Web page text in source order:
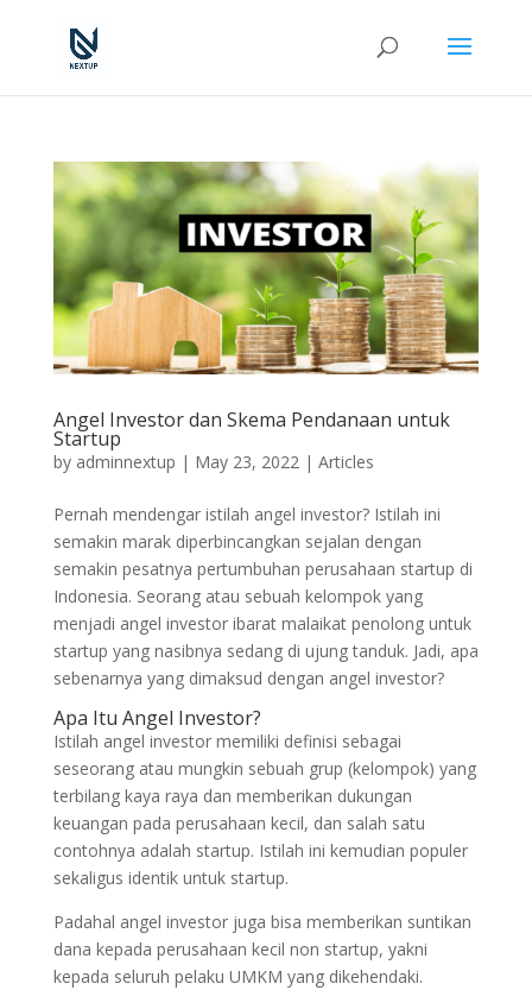
Angel Investor dan Skema Pendanaan untuk
Startup
by adminnextup | May 23, 2022| Articles
Pernah mendengar istilah angel investor? Istilah ini
semakin marak diperbincangkan sejalan dengan
semakin pesatnya pertumbuhan perusahaan startup di
Indonesia. Seorang atau sebuah kelompok yang
menjadi angel investor ibarat malaikat penolong untuk
startup yang nasibnya sedang di ujung tanduk. Jadi, apa
sebenarnya yang dimaksud dengan angel investor?
Apa Itu Angel Investor?
Istilah angel investor memiliki definisi sebagai
seseorang atau mungkin sebuah grup (kelompok) yang
terbilang kaya raya dan memberikan dukungan
keuangan pada perusahaan kecil, dan salah satu
contohnya adalah startup. Istilah ini kemudian populer
sekaligus identik untuk startup.
Padahal angel investor juga bisa memberikan suntikan
dana kepada perusahaan kecil non startup, yakni
kepada seluruh pelaku UMKM yang dikehendaki.